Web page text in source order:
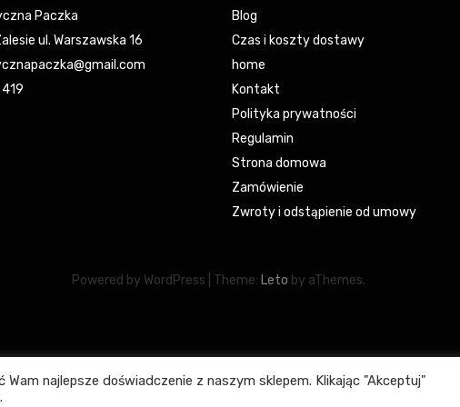
Paczka
ul. Warszawska 16
Blog
Czas i koszty dostawy
home
Kontakt
Polityka prywatności
Regulamin
Strona domowa
Zamówienie
Zwroty i odstąpienie od umowy
Powered by WordPress Theme: Leto by aThemes.
najlepsze doświadczenie z naszym sklepem. Klikając "Akceptuj"